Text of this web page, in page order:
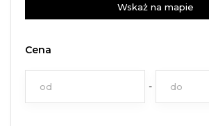
Wskaż na mapie
Cena